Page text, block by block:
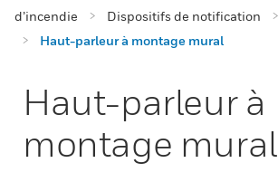
d’incendie
Dispositifs de notification
Haut-parleur à montage mural
Haut-parleur à
montage mural